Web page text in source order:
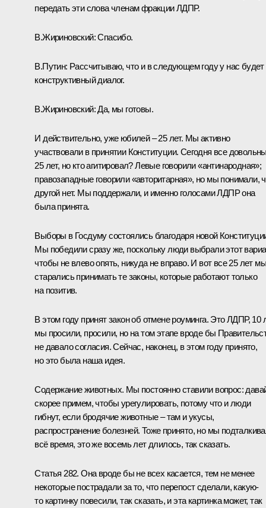
передать эти слова членам фракции ЛДПР.
В.Жириновский:Спасибо.
В.Путин: Рассчитываю, что и в следующем году у нас будет
конструктивный диалог.
В.Жириновский:Да, мы готовы.
И действительно, уже юбилей – 25 лет. Мы активно
участвовали в принятии Конституции. Сегодня все
25 лет, но кто агитировал? Левые говорили «антинародная»;
правозападные говорили «авторитарная», но мы понимали,
другой нет. Мы поддержали, и именно голосами ЛДПР она
была принята.
Выборы в Госдуму состоялись благодаря новой
Мы победили сразу же, поскольку люди выбрали этот
чтобы не влево опять, никуда не вправо. И вот все 25 лет мы
старались принимать те законы, которые работают только
на позитив.
В этом году принят закон об отмене роуминга. Это ЛДПР, 10
мы просили, просили, но на том этапе вроде бы
не давало согласия. Сейчас, наконец, в этом году принято,
но это была наша идея.
Содержание животных. Мы постоянно ставили вопрос:
скорее примем, чтобы урегулировать, потому что и люди
гибнут, если бродячие животные – там и укусы,
распространение болезней. Тоже принято, но мы
всё время, это же восемь лет длилось, так сказать.
Статья 282. Она вроде бы не всех касается, тем не менее
некоторые пострадали за то, что перепост сделали, какую-
то картинку повесили, так сказать, и эта картинка может, так